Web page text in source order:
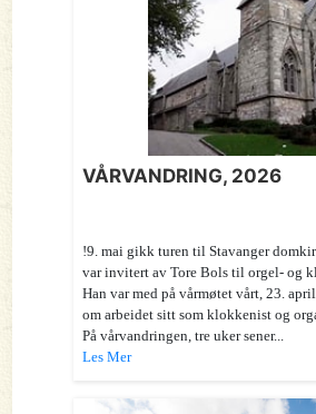
VÅRVANDRING, 2026
!9. mai gikk turen til Stavanger
var invitert av Tore Bols til orgel- og
Han var med på vårmøtet vårt, 23.
om arbeidet sitt som klokkenist og
På vårvandringen, tre uker sener...
Les Mer